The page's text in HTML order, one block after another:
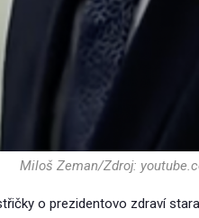
Miloš Zeman/Zdroj:
o prezidentovo zdraví